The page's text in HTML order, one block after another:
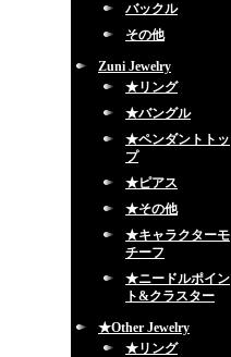
バックル
その他
Zuni Jewelry
★リング
★バングル
★ペンダントトッ
プ
★ピアス
★その他
★キャラクターモ
チーフ
★ニードルポイン
ト&クラスター
★Other Jewelry
★リング